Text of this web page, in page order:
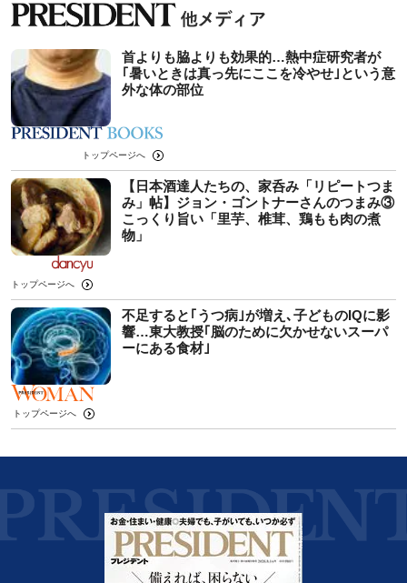
首よりも脇よりも効果的…熱中症研究者が
｢暑いときは真っ先にここを冷やせ｣という意
外な体の部位
トップページへ
【日本酒達人たちの、家呑み「リピートつま
み」帖】ジョン・ゴントナーさんのつまみ③
こっくり旨い「里芋、椎茸、鶏もも肉の煮
物」
トップページへ
不足すると｢うつ病｣が増え､子どものIQに影
響…東大教授｢脳のために欠かせないスーパ
ーにある食材｣
トップページへ